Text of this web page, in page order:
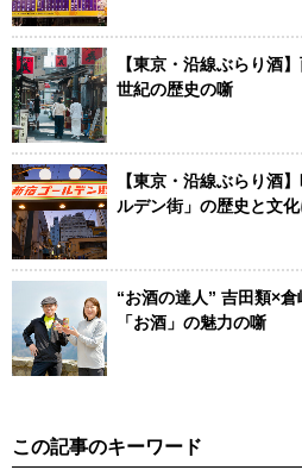
【東京・沿線ぶらり酒
世紀の歴史の噺
【東京・沿線ぶらり酒
ルデン街」の歴史と文
“お酒の達人” 吉田類×
「お酒」の魅力の噺
この記事のキーワード